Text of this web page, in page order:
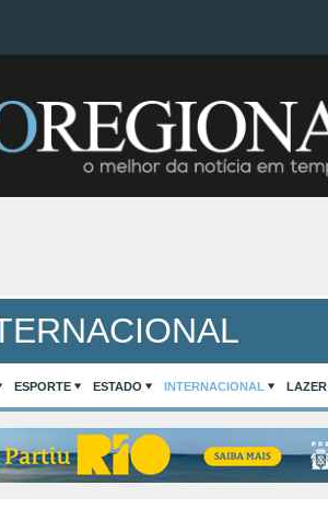
ESPORTE ESTADO INTERNACIONAL LAZER